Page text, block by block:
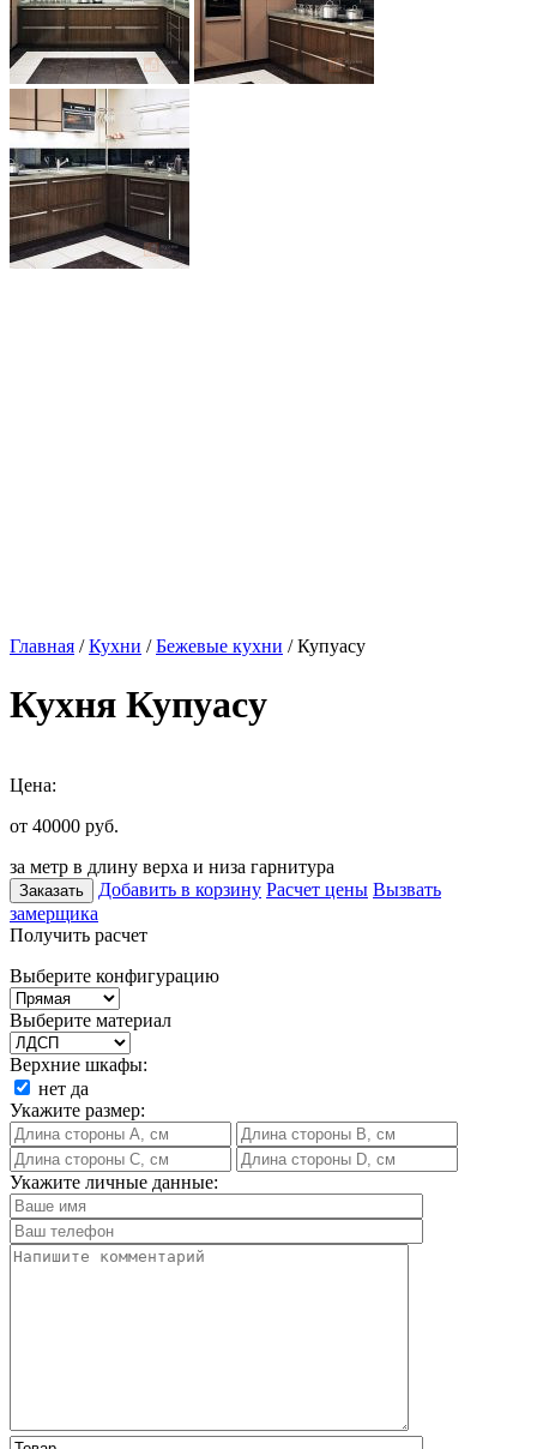
Главная /Кухни /Бежевые кухни / Купуасу
Кухня Купуасу
Цена:
от 40000 руб.
за метр в длину верха и низа гарнитура
Заказать Добавить в корзину Расчет цены Вызвать
замерщика
Получить расчет
Выберите конфигурацию
Выберите материал
Верхние шкафы:
нет да
Укажите размер:
Укажите личные данные: